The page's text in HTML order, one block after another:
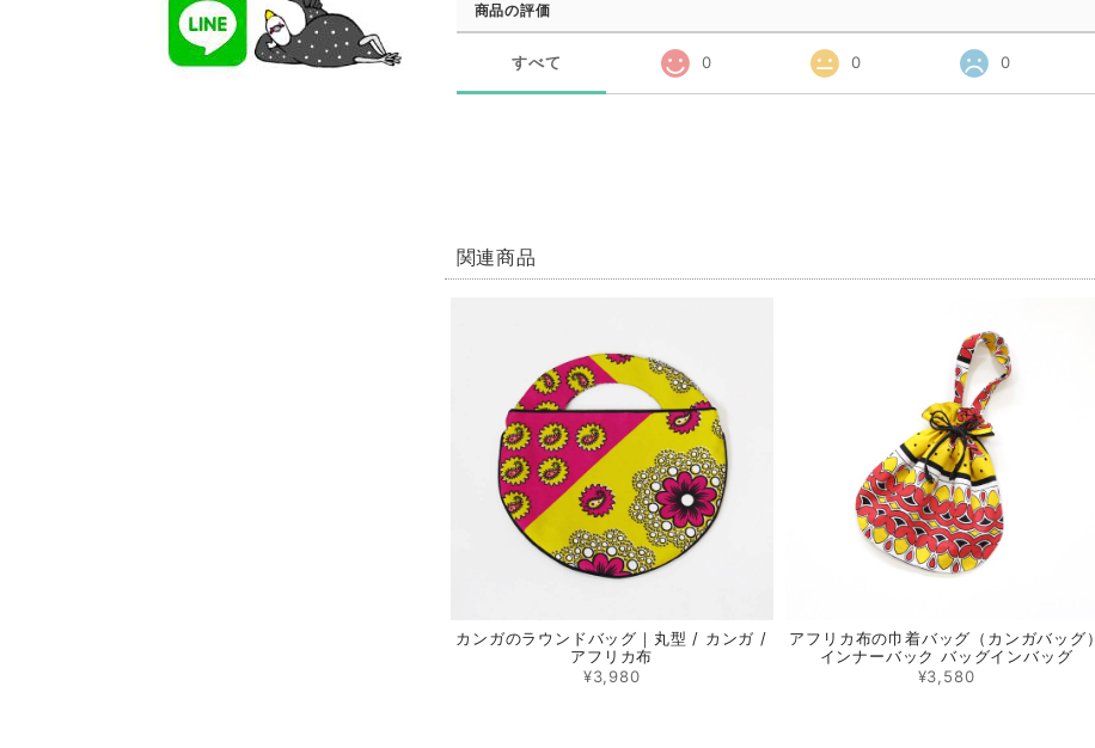
商品の評価
すべて 0 0 0
関連商品
カンガのラウンドバッグ｜丸型 / カンガ /
アフリカ布
¥3,980
アフリカ布の巾着バッグ（カンガバッグ）
インナーバック バッグインバッグ
¥3,580